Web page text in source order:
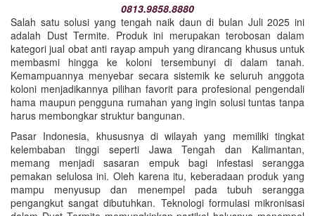
0813.9858.8880
Salah satu solusi yang tengah naik daun di bulan Juli 2025 ini
adalah Dust Termite. Produk ini merupakan terobosan dalam
kategori jual obat anti rayap ampuh yang dirancang khusus untuk
membasmi hingga ke koloni tersembunyi di dalam tanah.
Kemampuannya menyebar secara sistemik ke seluruh anggota
koloni menjadikannya pilihan favorit para profesional pengendali
hama maupun pengguna rumahan yang ingin solusi tuntas tanpa
harus membongkar struktur bangunan.
Pasar Indonesia, khususnya di wilayah yang memiliki tingkat
kelembaban tinggi seperti Jawa Tengah dan Kalimantan,
memang menjadi sasaran empuk bagi infestasi serangga
pemakan selulosa ini. Oleh karena itu, keberadaan produk yang
mampu menyusup dan menempel pada tubuh serangga
pengangkut sangat dibutuhkan. Teknologi formulasi mikronisasi